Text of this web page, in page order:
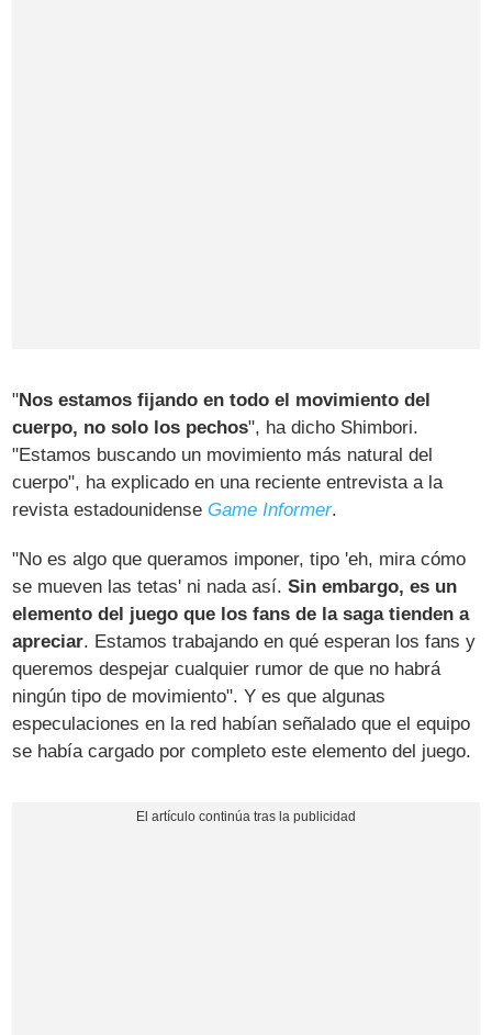
"Nos estamos fijando en todo el movimiento del
cuerpo, no solo los pechos", ha dicho Shimbori.
"Estamos buscando un movimiento más natural del
cuerpo", ha explicado en una reciente entrevista a la
revista estadounidenseGame Informer.
"No es algo que queramos imponer, tipo 'eh, mira cómo
se mueven las tetas' ni nada así.Sin embargo, es un
elemento del juego que los fans de la saga tienden a
apreciar. Estamos trabajando en qué esperan los fans y
queremos despejar cualquier rumor de que no habrá
ningún tipo de movimiento". Y es que algunas
especulaciones en la red habían señalado que el equipo
se había cargado por completo este elemento del juego.